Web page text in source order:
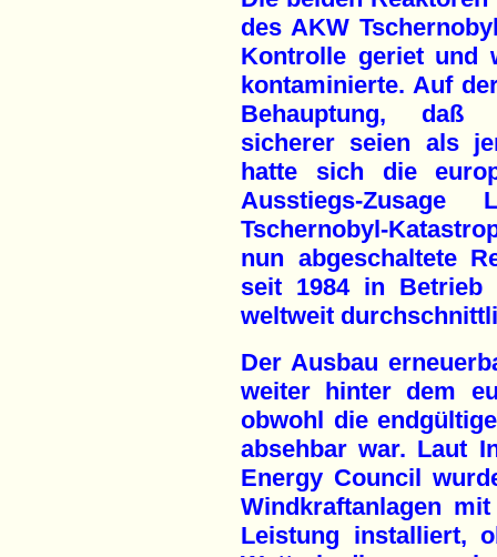
des AKW
Kontrolle geriet und
kontaminierte. Auf
Behauptung, daß
sicherer seien als
hatte sich die
Ausstiegs-
Tschernobyl-
nun abgeschaltete
seit 1984 in
weltweit
Der Ausbau
weiter hinter dem
obwohl die
absehbar war. Laut
Energy Council
Windkraftanlagen
Leistung installiert,